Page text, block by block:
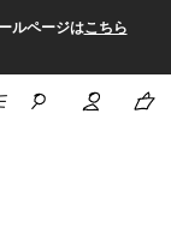
ルページはこちら